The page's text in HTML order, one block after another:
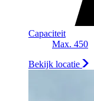
Capaciteit
Max. 450
Bekijk locatie